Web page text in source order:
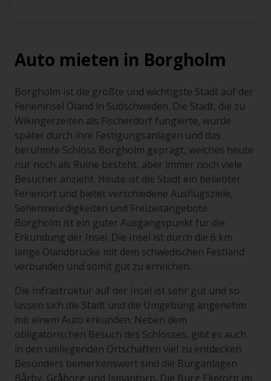
Auto mieten in Borgholm
Borgholm ist die größte und wichtigste Stadt auf der
Ferieninsel Öland in Südschweden. Die Stadt, die zu
Wikingerzeiten als Fischerdorf fungierte, wurde
später durch ihre Festigungsanlagen und das
berühmte Schloss Borgholm geprägt, welches heute
nur noch als Ruine besteht, aber immer noch viele
Besucher anzieht. Heute ist die Stadt ein beliebter
Ferienort und bietet verschiedene Ausflugsziele,
Sehenswürdigkeiten und Freizeitangebote.
Borgholm ist ein guter Ausgangspunkt für die
Erkundung der Insel. Die Insel ist durch die 6 km
lange Ölandbrücke mit dem schwedischen Festland
verbunden und somit gut zu erreichen.
Die Infrastruktur auf der Insel ist sehr gut und so
lassen sich die Stadt und die Umgebung angenehm
mit einem Auto erkunden. Neben dem
obligatorischen Besuch des Schlosses, gibt es auch
in den umliegenden Ortschaften viel zu entdecken.
Besonders bemerkenswert sind die Burganlagen
Bårby, Gråborg und Ismantorp. Die Burg Eketorp im